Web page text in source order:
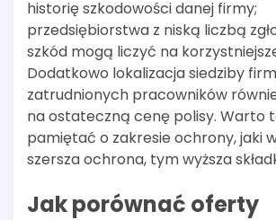
historię szkodowości danej firmy;
przedsiębiorstwa z niską liczbą
szkód mogą liczyć na
Dodatkowo lokalizacja siedziby
zatrudnionych pracowników
na ostateczną cenę polisy. Warto
pamiętać o zakresie ochrony, jaki
szersza ochrona, tym wyższa
Jak porównać oferty